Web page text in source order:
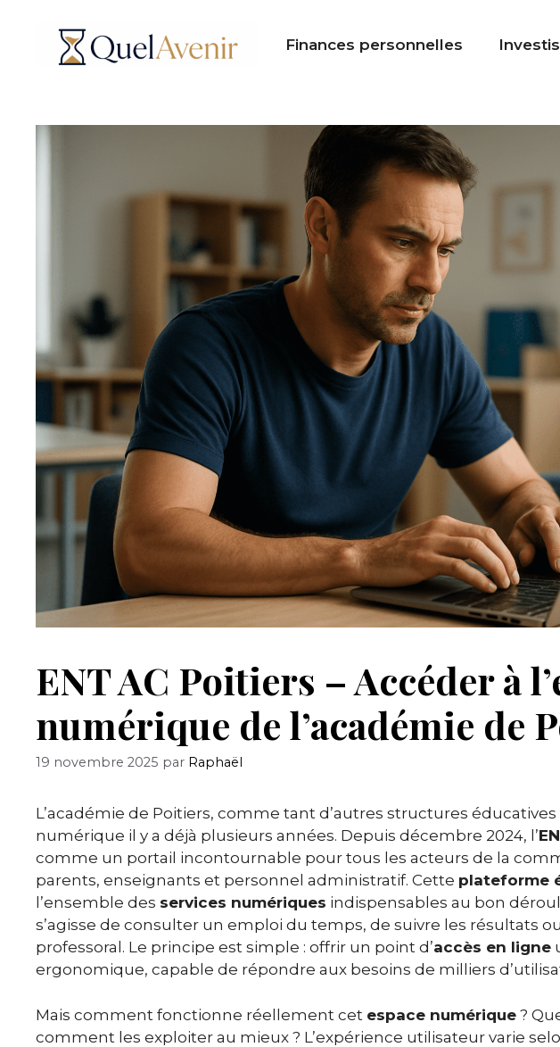
contenu
Finances personnelles
ENT AC Poitiers – Accéder à
numérique de l’académie de
19 novembre 2025 par Raphaël
L’académie de Poitiers, comme tant d’autres structures éducatives
numérique il y a déjà plusieurs années. Depuis décembre 2024, l’
comme un portail incontournable pour tous les acteurs de la
parents, enseignants et personnel administratif. Cette plateforme
l’ensemble des services numériques indispensables au bon
s’agisse de consulter un emploi du temps, de suivre les résultats
professoral. Le principe est simple : offrir un point d’accès en ligne
ergonomique, capable de répondre aux besoins de milliers
Mais comment fonctionne réellement cet espace numérique ?
comment les exploiter au mieux ? L’expérience utilisateur varie